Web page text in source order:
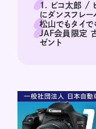
1. ピコ太郎 /
にダンスフレ
松山でもタイ
JAF会員限定
ゼント